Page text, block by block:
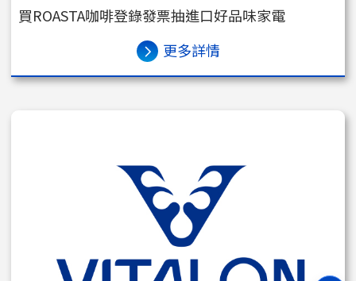
買ROASTA咖啡登錄發票抽進口好品味家電
更多詳情